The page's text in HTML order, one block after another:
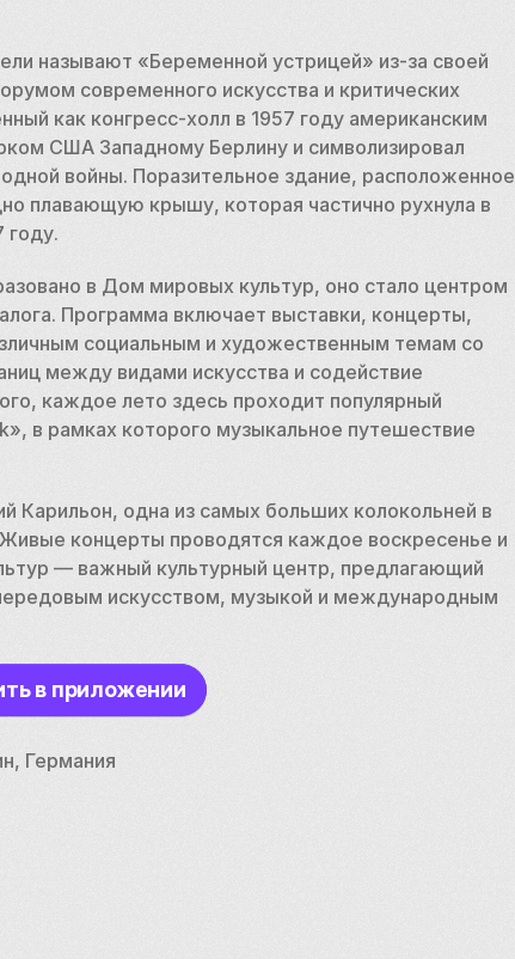
называют «Беременной устрицей» из-за своей
современного искусства и критических
как конгресс-холл в 1957 году американским
США Западному Берлину и символизировал
войны. Поразительное здание, расположенное
плавающую крышу, которая частично рухнула в
году.
в Дом мировых культур, оно стало центром
Программа включает выставки, концерты,
социальным и художественным темам со
между видами искусства и содействие
каждое лето здесь проходит популярный
в рамках которого музыкальное путешествие
Карильон, одна из самых больших колокольней в
концерты проводятся каждое воскресенье и
— важный культурный центр, предлагающий
искусством, музыкой и международным
в приложении
Германия